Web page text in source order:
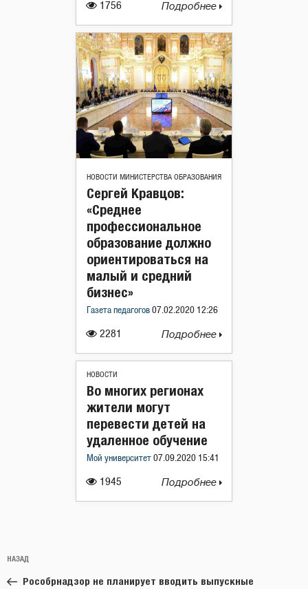
1756 Подробнее
НОВОСТИ МИНИСТЕРСТВА ОБРАЗОВАНИЯ
2281
Сергей Кравцов:
«Среднее
профессиональное
образование должно
ориентироваться на
малый и средний
бизнес»
Газета педагогов 07.02.2020 12:26
Подробнее
НОВОСТИ
1945
Во многих регионах
жители могут
перевести детей на
удаленное обучение
Мой университет 07.09.2020 15:41
Подробнее
по
записям
Предыдущая
запись:
НАЗАД
Рособрнадзор не планирует вводить выпускные